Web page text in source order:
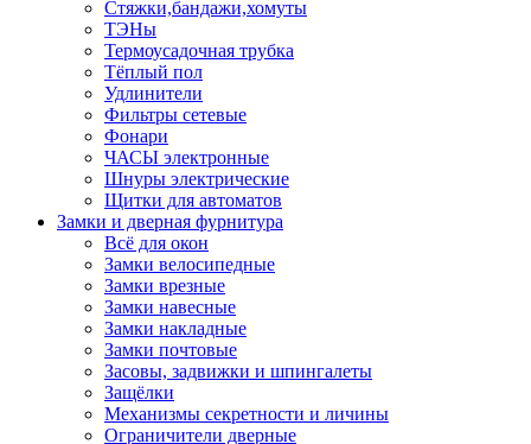
Стяжки,бандажи,хомуты
ТЭНы
Термоусадочная трубка
Тёплый пол
Удлинители
Фильтры сетевые
Фонари
ЧАСЫ электронные
Шнуры электрические
Щитки для автоматов
Замки и дверная фурнитура
Всё для окон
Замки велосипедные
Замки врезные
Замки навесные
Замки накладные
Замки почтовые
Засовы, задвижки и шпингалеты
Защёлки
Механизмы секретности и личины
Ограничители дверные